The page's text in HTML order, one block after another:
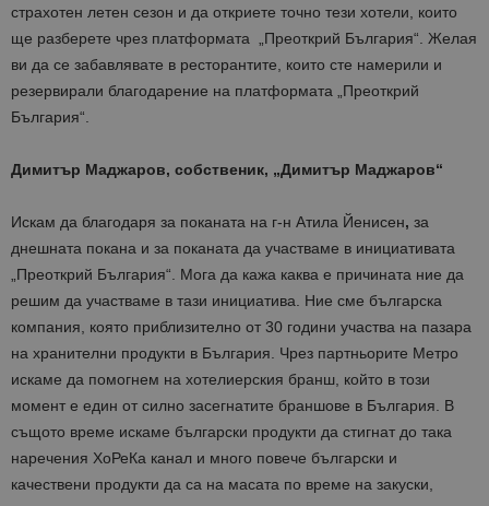
страхотен летен сезон и да откриете точно тези хотели, които
ще разберете чрез платформата „Преоткрий България“. Желая
ви да се забавлявате в ресторантите, които сте намерили и
резервирали благодарение на платформата „Преоткрий
България“.
Димитър Маджаров, собственик, „Димитър Маджаров“
Искам да благодаря за поканата на г-н Атила Йенисен, за
днешната покана и за поканата да участваме в инициативата
„Преоткрий България“. Мога да кажа каква е причината ние да
решим да участваме в тази инициатива. Ние сме българска
компания, която приблизително от 30 години участва на пазара
на хранителни продукти в България. Чрез партньорите Метро
искаме да помогнем на хотелиерския бранш, който в този
момент е един от силно засегнатите браншове в България. В
същото време искаме български продукти да стигнат до така
наречения ХоРеКа канал и много повече български и
качествени продукти да са на масата по време на закуски,